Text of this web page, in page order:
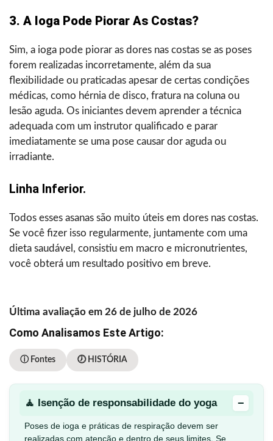
3. A Ioga Pode Piorar As Costas?
Sim, a ioga pode piorar as dores nas costas se as poses
forem realizadas incorretamente, além da sua
flexibilidade ou praticadas apesar de certas condições
médicas, como hérnia de disco, fratura na coluna ou
lesão aguda. Os iniciantes devem aprender a técnica
adequada com um instrutor qualificado e parar
imediatamente se uma pose causar dor aguda ou
irradiante.
Linha Inferior.
Todos esses asanas são muito úteis em dores nas costas.
Se você fizer isso regularmente, juntamente com uma
dieta saudável, consistiu em macro e micronutrientes,
você obterá um resultado positivo em breve.
Última avaliação em 26 de julho de 2026
Como Analisamos Este Artigo:
ⓘ Fontes 🕖 HISTÓRIA
🧘 Isenção de responsabilidade do yoga −
Poses de ioga e práticas de respiração devem ser
realizadas com atenção e dentro de seus limites. Se